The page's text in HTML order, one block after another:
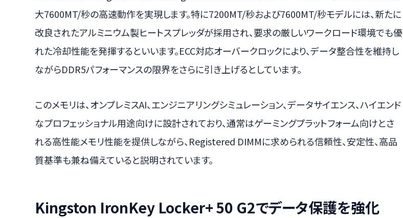
大7600MT/秒の高速動作を実現します。特に7200MT/秒および7600MT/秒モデルには、新たに
改良されたアルミニウム製ヒートスプレッダが採用され、要求の厳しいワークロード環境でも優
れた冷却性能を発揮するといいます。ECC対応オーバークロックにより、データ整合性を維持し
ながらDDR5パフォーマンスの限界をさらに引き上げるとしています。
このメモリは、オンプレミスAI、エンジニアリングシミュレーション、データサイエンス、ハイエンド
なプロフェッショナル用途向けに設計されており、通常はゲーミングプラットフォーム向けとさ
れる高性能メモリ性能を提供しながら、Registered DIMMに求められる信頼性、安定性、高品
質基準も兼ね備えていると説明されています。
Kingston IronKey Locker+ 50 G2でデータ保護を強化